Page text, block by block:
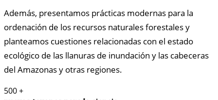
Además, presentamos prácticas modernas para la
ordenación de los recursos naturales forestales y
planteamos cuestiones relacionadas con el estado
ecológico de las llanuras de inundación y las cabeceras
del Amazonas y otras regiones.
500+